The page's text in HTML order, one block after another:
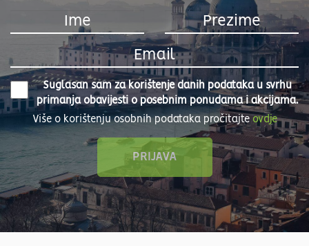
Suglasan sam za korištenje danih podataka u svrhu
primanja obavijesti o posebnim ponudama i akcijama.
Više o korištenju osobnih podataka pročitajteovdje